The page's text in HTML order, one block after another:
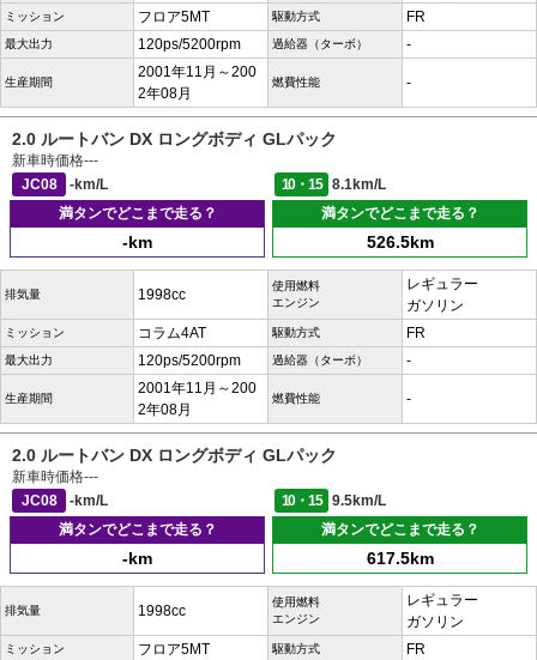
ミッション フロア5MT 駆動方式 FR
最大出力 120ps/5200rpm 過給器（ターボ） -
生産期間
2001年11月～200
2年08月
燃費性能 -
2.0 ルートバン DX ロングボディ GLパック
新車時価格---
JC08
-km/L 10・15
8.1km/L
満タンでどこまで走る？
-km
満タンでどこまで走る？
526.5km
排気量 1998cc
使用燃料
エンジン
レギュラー
ガソリン
ミッション コラム4AT 駆動方式 FR
最大出力 120ps/5200rpm 過給器（ターボ） -
生産期間
2001年11月～200
2年08月
燃費性能 -
2.0 ルートバン DX ロングボディ GLパック
新車時価格---
JC08
-km/L 10・15
9.5km/L
満タンでどこまで走る？
-km
満タンでどこまで走る？
617.5km
排気量 1998cc
使用燃料
エンジン
レギュラー
ガソリン
ミッション フロア5MT 駆動方式 FR